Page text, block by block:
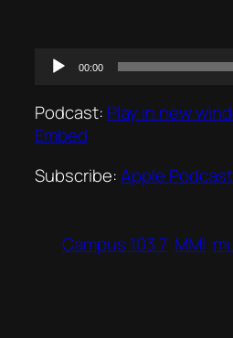
Audio
Player
00:00
Podcast: Play in new
Embed
Subscribe:Apple
Campus 103.7 MMI